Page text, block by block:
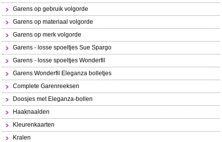
Garens op gebruik volgorde
Garens op materiaal volgorde
Garens op merk volgorde
Garens - losse spoeltjes Sue Spargo
Garens - losse spoeltjes Wonderfil
Garens Wonderfil Eleganza bolletjes
Complete Garenreeksen
Doosjes met Eleganza-bollen
Haaknaalden
Kleurenkaarten
Kralen